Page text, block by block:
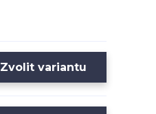
Zvolit variantu